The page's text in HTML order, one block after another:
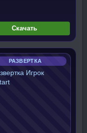
Скачать
РАЗВЕРТКА